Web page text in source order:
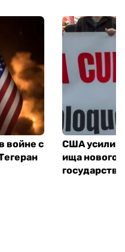
войне с
США
ища нового